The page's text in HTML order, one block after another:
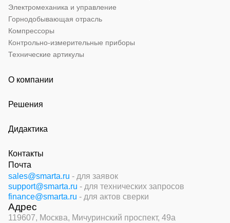
Электромеханика и управление
Горнодобывающая отрасль
Компрессоры
Контрольно-измерительные приборы
Технические артикулы
О компании
Решения
Дидактика
Контакты
Почта
sales@smarta.ru - для заявок
support@smarta.ru - для технических запросов
finance@smarta.ru - для актов сверки
Адрес
119607, Москва, Мичуринский проспект, 49а